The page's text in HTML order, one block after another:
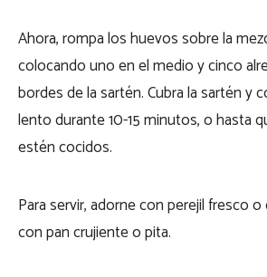
Ahora, rompa los huevos sobre la
colocando uno en el medio y cinco
bordes de la sartén. Cubra la sartén y
lento durante 10-15 minutos, o hasta
estén cocidos.
Para servir, adorne con perejil fresco
con pan crujiente o pita.